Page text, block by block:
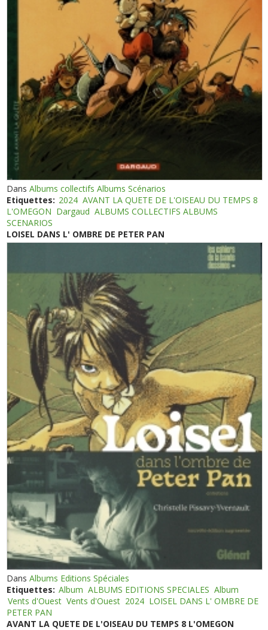
DansAlbums collectifs Albums Scénarios
Etiquettes: 2024 AVANT LA QUETE DE L'OISEAU DU TEMPS 8
L'OMEGON Dargaud ALBUMS COLLECTIFS ALBUMS
SCENARIOS
LOISEL DANS L' OMBRE DE PETER PAN
DansAlbums Editions Spéciales
Etiquettes: Album ALBUMS EDITIONS SPECIALES Album
Vents d'Ouest Vents d'Ouest 2024 LOISEL DANS L' OMBRE DE
PETER PAN
AVANT LA QUETE DE L'OISEAU DU TEMPS 8 L'OMEGON